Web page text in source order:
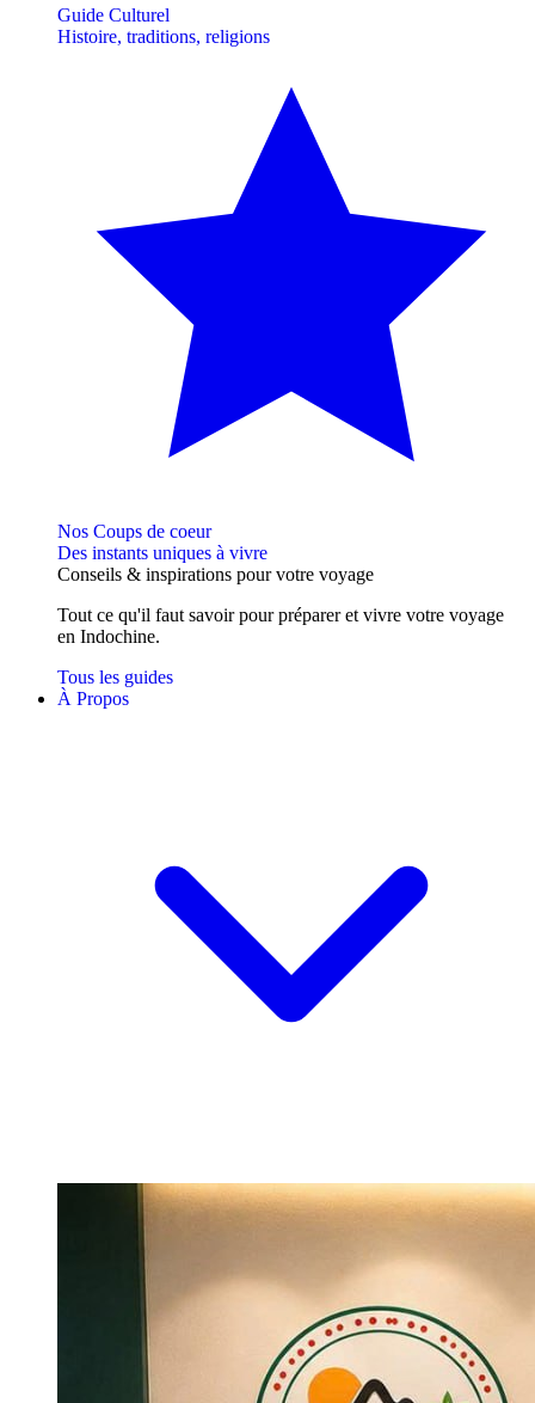
Guide Culturel
Histoire, traditions, religions
Nos Coups de coeur
Des instants uniques à vivre
Conseils & inspirations pour votre voyage
Tout ce qu'il faut savoir pour préparer et vivre votre voyage
en Indochine.
Tous les guides
À Propos